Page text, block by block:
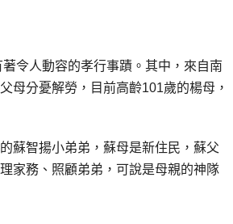
令人動容的孝行事蹟。其中，來自南
母分憂解勞，目前高齡101歲的楊母，
蘇智揚小弟弟，蘇母是新住民，蘇父
家務、照顧弟弟，可說是母親的神隊